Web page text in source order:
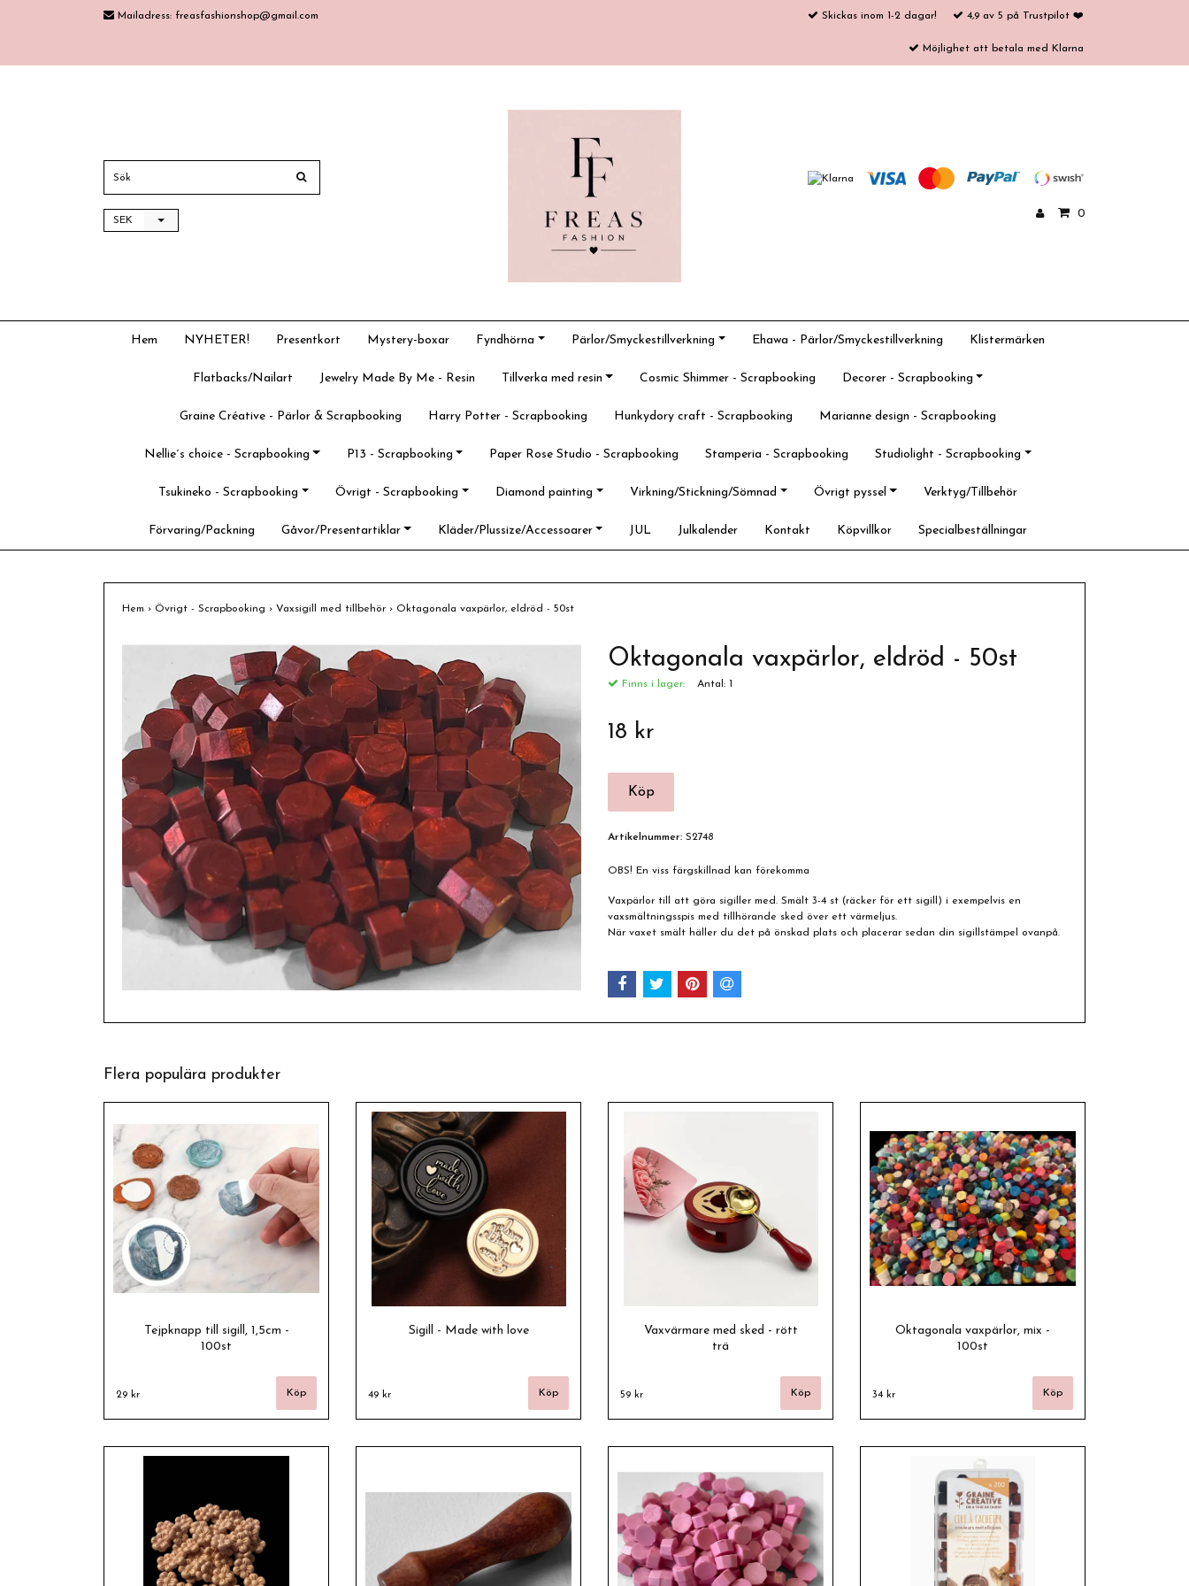
Mailadress: freasfashionshop@gmail.com Skickas inom 1-2 dagar! 4,9 av 5 på Trustpilot ❤️
Möjlighet att betala med Klarna
SEK 0
Hem NYHETER! Presentkort Mystery-boxar Fyndhörna Pärlor/Smyckestillverkning Ehawa - Pärlor/Smyckestillverkning Klistermärken
Flatbacks/Nailart Jewelry Made By Me - Resin Tillverka med resin Cosmic Shimmer - Scrapbooking Decorer - Scrapbooking
Graine Créative - Pärlor & Scrapbooking Harry Potter - Scrapbooking Hunkydory craft - Scrapbooking Marianne design - Scrapbooking
Nellie´s choice - Scrapbooking P13 - Scrapbooking Paper Rose Studio - Scrapbooking Stamperia - Scrapbooking Studiolight - Scrapbooking
Tsukineko - Scrapbooking Övrigt - Scrapbooking Diamond painting Virkning/Stickning/Sömnad Övrigt pyssel Verktyg/Tillbehör
Förvaring/Packning Gåvor/Presentartiklar Kläder/Plussize/Accessoarer JUL Julkalender Kontakt Köpvillkor Specialbeställningar
Hem › Övrigt - Scrapbooking › Vaxsigill med tillbehör › Oktagonala vaxpärlor, eldröd - 50st
Oktagonala vaxpärlor, eldröd - 50st
Finns i lager: Antal: 1
18 kr
Artikelnummer: S2748
OBS! En viss färgskillnad kan förekomma
Vaxpärlor till att göra sigiller med. Smält 3-4 st (räcker för ett sigill) i exempelvis en
vaxsmältningsspis med tillhörande sked över ett värmeljus.
När vaxet smält häller du det på önskad plats och placerar sedan din sigillstämpel ovanpå.
Flera populära produkter
Tejpknapp till sigill, 1,5cm -
100st
29 kr
Sigill - Made with love
49 kr
Vaxvärmare med sked - rött
trä
59 kr
Oktagonala vaxpärlor, mix -
100st
34 kr